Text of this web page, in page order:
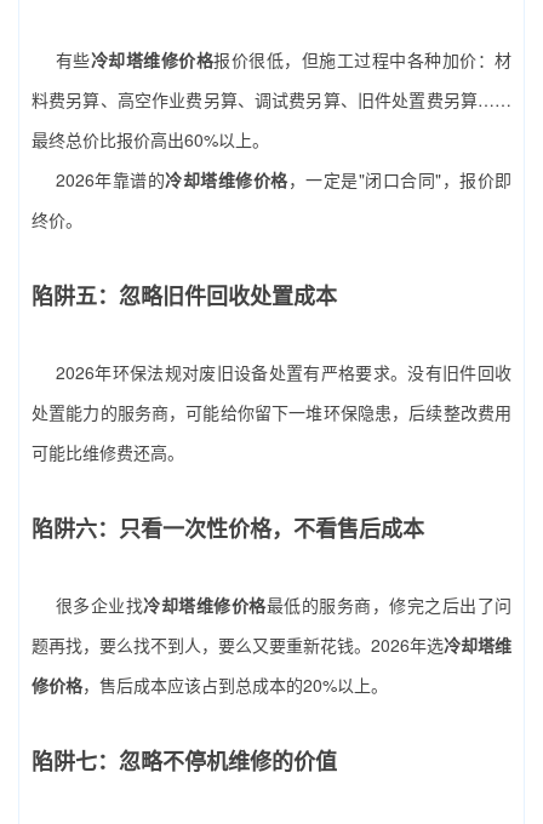
有些冷却塔维修价格报价很低，但施工过程中各种加价：材
料费另算、高空作业费另算、调试费另算、旧件处置费另算……
最终总价比报价高出60%以上。
2026年靠谱的冷却塔维修价格，一定是"闭口合同"，报价即
终价。
陷阱五：忽略旧件回收处置成本
2026年环保法规对废旧设备处置有严格要求。没有旧件回收
处置能力的服务商，可能给你留下一堆环保隐患，后续整改费用
可能比维修费还高。
陷阱六：只看一次性价格，不看售后成本
很多企业找冷却塔维修价格最低的服务商，修完之后出了问
题再找，要么找不到人，要么又要重新花钱。2026年选冷却塔维
修价格，售后成本应该占到总成本的20%以上。
陷阱七：忽略不停机维修的价值